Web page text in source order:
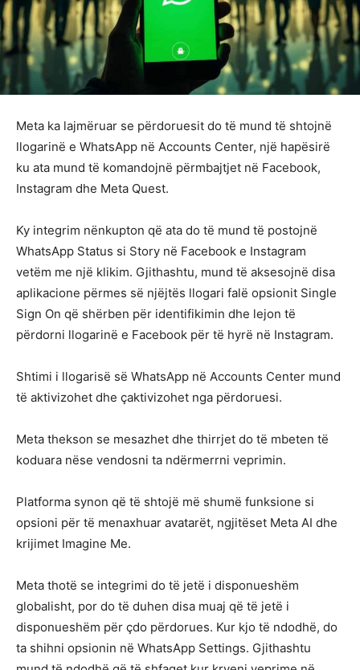
Meta ka lajmëruar se përdoruesit do të mund të shtojnë
llogarinë e WhatsApp në Accounts Center, një hapësirë
ku ata mund të komandojnë përmbajtjet në Facebook,
Instagram dhe Meta Quest.
Ky integrim nënkupton që ata do të mund të postojnë
WhatsApp Status si Story në Facebook e Instagram
vetëm me një klikim. Gjithashtu, mund të aksesojnë disa
aplikacione përmes së njëjtës llogari falë opsionit Single
Sign On që shërben për identifikimin dhe lejon të
përdorni llogarinë e Facebook për të hyrë në Instagram.
Shtimi i llogarisë së WhatsApp në Accounts Center mund
të aktivizohet dhe çaktivizohet nga përdoruesi.
Meta thekson se mesazhet dhe thirrjet do të mbeten të
koduara nëse vendosni ta ndërmerrni veprimin.
Platforma synon që të shtojë më shumë funksione si
opsioni për të menaxhuar avatarët, ngjitëset Meta AI dhe
krijimet Imagine Me.
Meta thotë se integrimi do të jetë i disponueshëm
globalisht, por do të duhen disa muaj që të jetë i
disponueshëm për çdo përdorues. Kur kjo të ndodhë, do
ta shihni opsionin në WhatsApp Settings. Gjithashtu